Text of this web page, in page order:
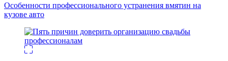
Особенности профессионального устранения вмятин на
кузове авто